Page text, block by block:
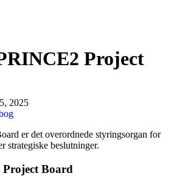
Project
2025
er det overordnede styringsorgan for
strategiske beslutninger.
Board